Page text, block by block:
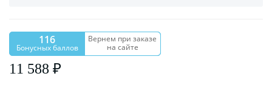
116
Бонусных баллов
Вернем при заказе
на сайте
11 588 ₽